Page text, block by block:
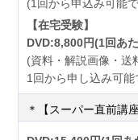
(1回から申込み可能
【在宅受験】
DVD:8,800円(1回あ
(資料・解説画像・送
1回から申し込み可
＊【スーパー直前講座